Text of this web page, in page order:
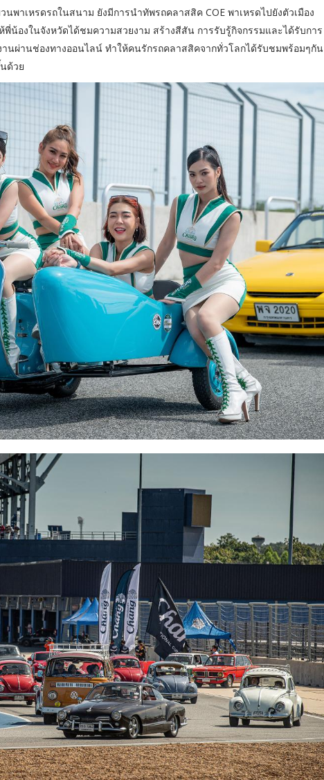
พาเหรดรถในสนาม ยังมีการนำทัพรถคลาสสิค COE พาเหรดไปยังตัวเมือง
น้องในจังหวัดได้ชมความสวยงาม สร้างสีสัน การรับรู้กิจกรรมและได้รับการ
นผ่านช่องทางออนไลน์ ทำให้คนรักรถคลาสสิคจากทั่วโลกได้รับชมพร้อมๆกัน
ด้วย